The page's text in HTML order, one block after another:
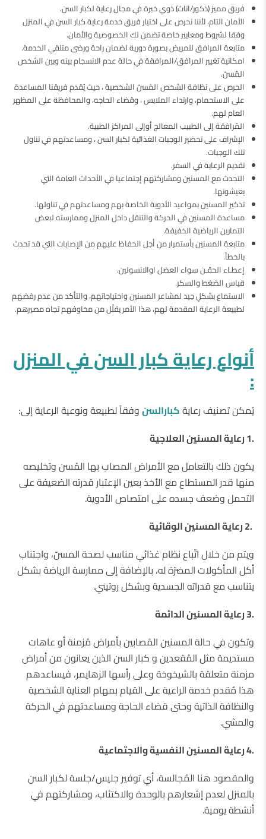
فريق مميز (ذكور/اناث) ذوي خبرة في مجال رعاية لكبار السن.
الأمان التام، لأننا نحرص على اختيار فريق خدمة رعاية كبار السن في المنزل
وفقا لشروط ومعايير خاصة تضمن لك الخصوصية والأمان.
متابعة المرافق للمريض بصورة دورية لضمان راحة ورضى متلقي الخدمة.
امكانية تغيير المرافق/المرافقة في حالة عدم الانسجام بينه وبين الشخص
المُسنّ.
الحرص على نظافة الشخص المًسنّ الشخصية ، حيث يُقدم فريقنا المساعدة
على الاستحمام، وارتداء الملابس ، وقضاء الحاجه، والمحافظة على المظهر
العام لهم.
المُرافقة إلى الطبيب المعالج أوإلى المراكز الطبية.
الإشراف على تحضير الوجبات الغذائية لكبار السن ، ومساعدتهم في تناول
تلك الوجبات.
تقديم الرعاية في السفر.
التحدث مع المسنين ومشاركتهم إجتماعيا في الأحداث العامة التي
يعيشونها.
تذكير المسنين بمواعيد الأدوية الخاصة بهم ومساعدتهم في تناولها.
مساعدة المسنين في الحركة والتنقل داخل المنزل وممارسته لبعض
التمارين الرياضية الخفيفة.
متابعة المسنين بأستمرار من أجل الحفاظ عليهم من الإصابات التي قد تحدث
بالخطأ.
إعطـاء الحقـن سواء العضل اوالانسولين.
قياس الضغط والسكر.
الاستماع بشكلٍ جيد لمشاعر المسنين واحتياجاتهم، والتأكد من عدم رفضهم
لطبيعة الرعاية المقدمة لهم، هذا الأمر يقلّل من مخاوفهم تجاه مصيرهم.
أنواع رعاية كبار السن في المنزل
:
يُمكن تصنيف رعايةكبارالسنوفقاً لطبيعة ونوعية الرعاية إلى:
.1 رعايةالمسنين العلاجية
يكون ذلك بالتعامل مع الأمراض المصاب بها المُسن وتخليصه
منها قدر المستطاع مع الأخذ بعين الإعتبار قدرته الضعيفة على
التحمل وضعف جسده على امتصاص الأدوية.
.2 رعاية المسنين الوقائية
ويتم من خلال اتّباع نظام غذائي مناسب لصحة المسنّ، واجتناب
أكل المأكولات المضرّة له، بالإضافة إلى ممارسة الرياضة بشكل
يتناسب مع قدراته الجسدية وبشكل روتيني.
.3 رعاية المسنين الدائمة
وتكون في حالة المسنين المًصابين بأمراض مُزمنة أو عاهات
مستديمة مثل المُقعدين و كبار السن الذين يعانون من أمراض
مزمنة متعلقة بالشيخوخة وعلى رأسها الزهايمر، فيساعدهم
هذا مٌقدم خدمة الراعية على القيام بمهام العناية الشخصية
والنظافة الذاتية وحتى قضاء الحاجة ومساعدتهم في الحركة
والمشي.
.4 رعايةالمسنين النفسية والاجتماعية
والمقصود هنا المُجالسة، أي توفير جليس/جلسة لكبار السن
بالمنزل لعدم إشعارهم بالوحدة والاكتئاب، ومشاركتهم في
أنشطة يومية.